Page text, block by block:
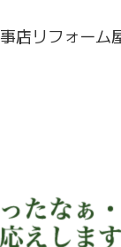
店リフォーム